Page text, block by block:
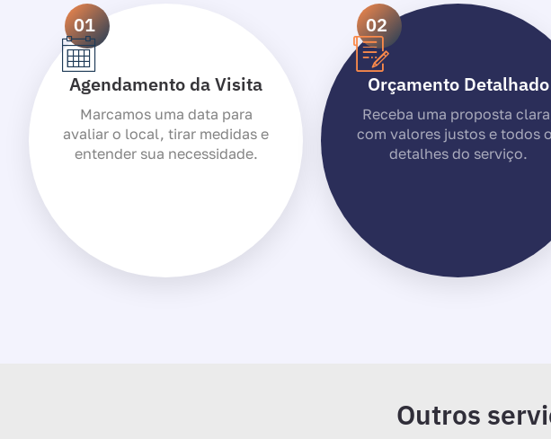
01
Agendamento da Visita
Marcamos uma data para
avaliar o local, tirar medidas e
entender sua necessidade.
02
Orçamento Detalhado
Receba uma proposta
com valores justos e todos
detalhes do serviço.
Outros